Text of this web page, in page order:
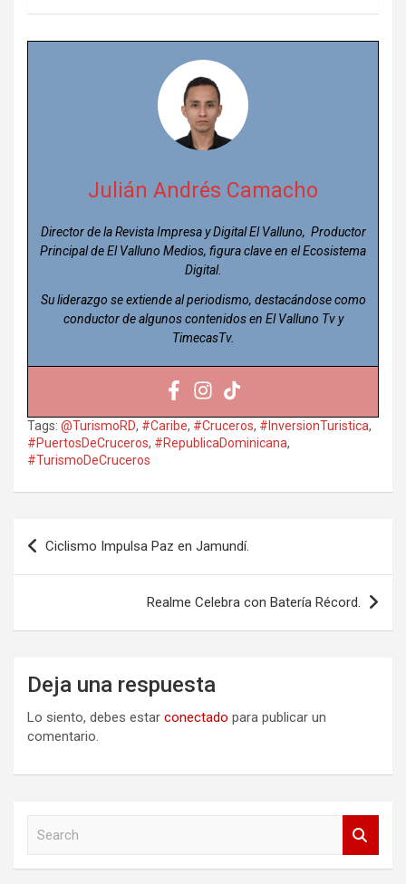
Julián Andrés Camacho
Director de la Revista Impresa y Digital El Valluno, Productor
Principal de El Valluno Medios, figura clave en el Ecosistema
Digital.
Su liderazgo se extiende al periodismo, destacándose como
conductor de algunos contenidos en El Valluno Tv y
TimecasTv.
Tags: @TurismoRD, #Caribe, #Cruceros, #InversionTuristica,
#PuertosDeCruceros, #RepublicaDominicana,
#TurismoDeCruceros
Navegación
de
Ciclismo Impulsa Paz en Jamundí.
Realme Celebra con Batería Récord.
Deja una respuesta
Lo siento, debes estar conectado para publicar un
comentario.